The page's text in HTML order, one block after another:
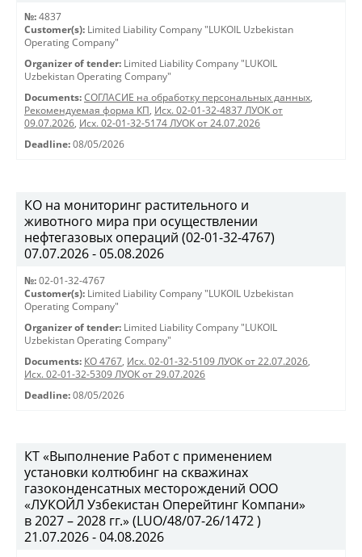
№: 4837
Customer(s): Limited Liability Company "LUKOIL Uzbekistan
Operating Company"
Organizer of tender: Limited Liability Company "LUKOIL
Uzbekistan Operating Company"
Documents: СОГЛАСИЕ на обработку персональных данных,
Рекомендуемая форма КП, Исх. 02-01-32-4837 ЛУОК от
09.07.2026, Исх. 02-01-32-5174 ЛУОК от 24.07.2026
Deadline: 08/05/2026
КО на мониторинг растительного и
животного мира при осуществлении
нефтегазовых операций (02-01-32-4767)
07.07.2026 - 05.08.2026
№: 02-01-32-4767
Customer(s): Limited Liability Company "LUKOIL Uzbekistan
Operating Company"
Organizer of tender: Limited Liability Company "LUKOIL
Uzbekistan Operating Company"
Documents: КО 4767, Исх. 02-01-32-5109 ЛУОК от 22.07.2026,
Исх. 02-01-32-5309 ЛУОК от 29.07.2026
Deadline: 08/05/2026
КТ «Выполнение Работ с применением
установки колтюбинг на скважинах
газоконденсатных месторождений ООО
«ЛУКОЙЛ Узбекистан Оперейтинг Компани»
в 2027 – 2028 гг.» (LUO/48/07-26/1472 )
21.07.2026 - 04.08.2026